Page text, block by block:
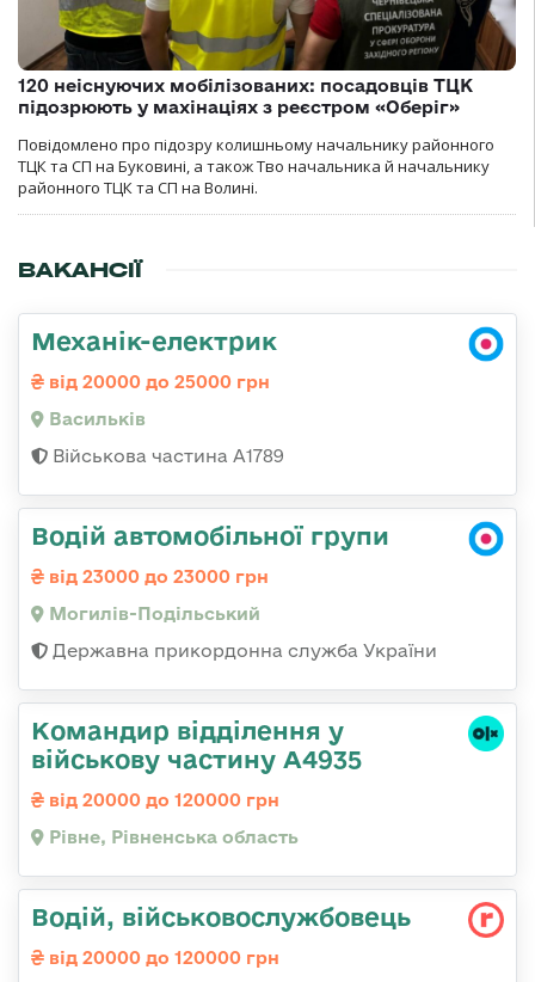
120 неіснуючих мобілізованих: посадовців ТЦК
підозрюють у махінаціях з реєстром «Оберіг»
Повідомлено про підозру колишньому начальнику районного
ТЦК та СП на Буковині, а також Тво начальника й начальнику
районного ТЦК та СП на Волині.
ВАКАНСІЇ
Механік-електрик
від 20000 до 25000 грн
Васильків
Військова частина А1789
Водій автомобільної групи
від 23000 до 23000 грн
Могилів-Подільський
Державна прикордонна служба України
Командир відділення у
військову частину А4935
від 20000 до 120000 грн
Рівне, Рівненська область
Водій, військовослужбовець
від 20000 до 120000 грн